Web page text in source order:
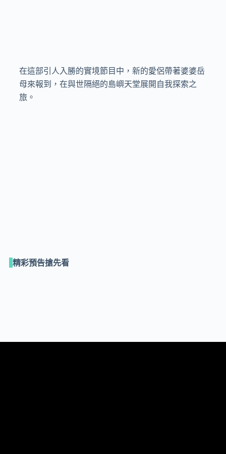
在這部引人入勝的實境節目中，新的愛侶帶著婆婆岳
母來報到，在與世隔絕的島嶼天堂展開自我探索之
旅。
精彩預告搶先看